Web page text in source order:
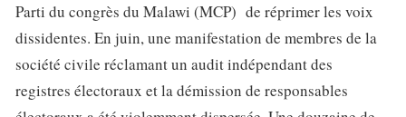
Parti du congrès du Malawi (MCP) de réprimer les voix
dissidentes. En juin, une manifestation de membres de la
société civile réclamant un audit indépendant des
registres électoraux et la démission de responsables